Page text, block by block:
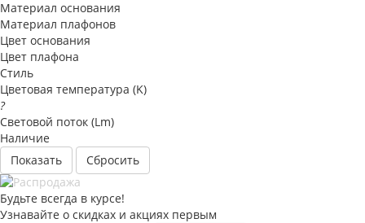
Материал основания
Материал плафонов
Цвет основания
Цвет плафона
Стиль
Цветовая температура (K)
?
Световой поток (Lm)
Наличие
Сбросить
Будьте всегда в курсе!
Узнавайте о скидках и акциях первым